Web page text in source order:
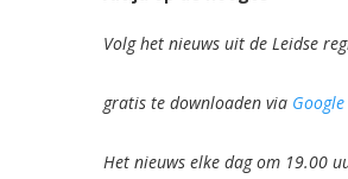
Volg het nieuws uit de Leidse
gratis te downloaden via
Het nieuws elke dag om 19.00